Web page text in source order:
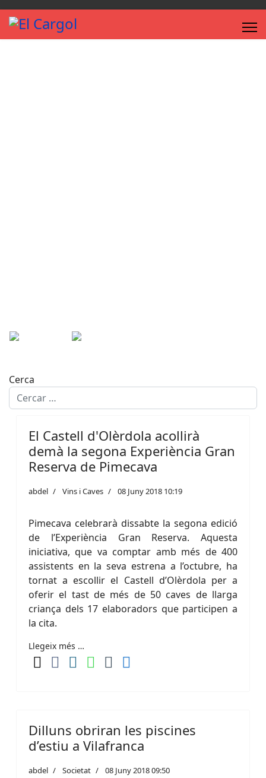
Cerca
El Castell d'Olèrdola acollirà
demà la segona Experiència Gran
Reserva de Pimecava
abdel Vins i Caves 08 Juny 2018 10:19
Pimecava celebrarà dissabte la segona edició
de l’Experiència Gran Reserva. Aquesta
iniciativa, que va comptar amb més de 400
assistents en la seva estrena a l’octubre, ha
tornat a escollir el Castell d’Olèrdola per a
oferir el tast de més de 50 caves de llarga
criança dels 17 elaboradors que participen a
la cita.
Llegeix més …
Dilluns obriran les piscines
d’estiu a Vilafranca
abdel Societat 08 Juny 2018 09:50